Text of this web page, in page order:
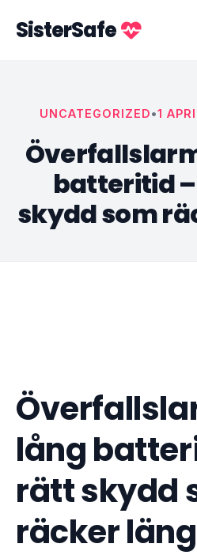
SisterSafe
UNCATEGORIZED•1
batteritid
skydd som
lång
rätt skydd
räcker